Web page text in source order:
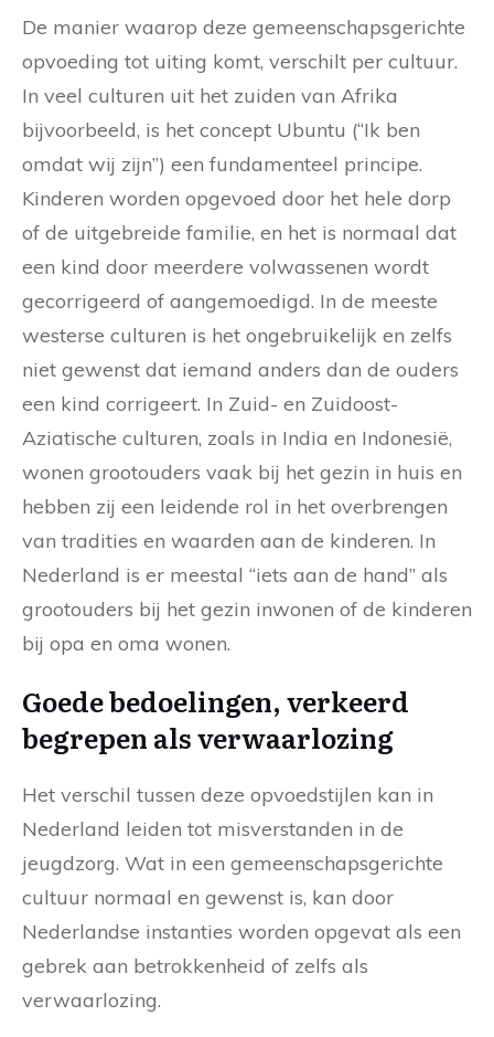
De manier waarop deze gemeenschapsgerichte
opvoeding tot uiting komt, verschilt per cultuur.
In veel culturen uit het zuiden van Afrika
bijvoorbeeld, is het concept Ubuntu (“Ik ben
omdat wij zijn”) een fundamenteel principe.
Kinderen worden opgevoed door het hele dorp
of de uitgebreide familie, en het is normaal dat
een kind door meerdere volwassenen wordt
gecorrigeerd of aangemoedigd. In de meeste
westerse culturen is het ongebruikelijk en zelfs
niet gewenst dat iemand anders dan de ouders
een kind corrigeert. In Zuid- en Zuidoost-
Aziatische culturen, zoals in India en Indonesië,
wonen grootouders vaak bij het gezin in huis en
hebben zij een leidende rol in het overbrengen
van tradities en waarden aan de kinderen. In
Nederland is er meestal “iets aan de hand” als
grootouders bij het gezin inwonen of de kinderen
bij opa en oma wonen.
Goede bedoelingen, verkeerd
begrepen als verwaarlozing
Het verschil tussen deze opvoedstijlen kan in
Nederland leiden tot misverstanden in de
jeugdzorg. Wat in een gemeenschapsgerichte
cultuur normaal en gewenst is, kan door
Nederlandse instanties worden opgevat als een
gebrek aan betrokkenheid of zelfs als
verwaarlozing.